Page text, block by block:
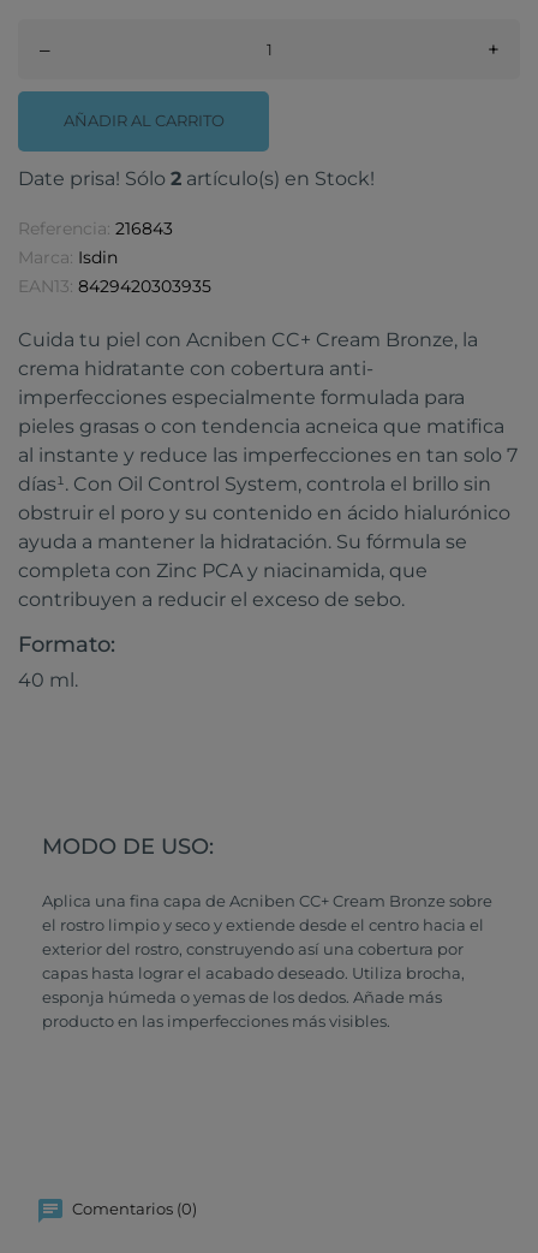
– +
AÑADIR AL CARRITO
Date prisa! Sólo 2 artículo(s) en Stock!
Referencia: 216843
Marca: Isdin
EAN13: 8429420303935
Cuida tu piel con Acniben CC+ Cream Bronze, la
crema hidratante con cobertura anti-
imperfecciones especialmente formulada para
pieles grasas o con tendencia acneica que matifica
al instante y reduce las imperfecciones en tan solo 7
días¹. Con Oil Control System, controla el brillo sin
obstruir el poro y su contenido en ácido hialurónico
ayuda a mantener la hidratación. Su fórmula se
completa con Zinc PCA y niacinamida, que
contribuyen a reducir el exceso de sebo.
Formato:
40 ml.
MODO DE USO:
Aplica una fina capa de Acniben CC+ Cream Bronze sobre
el rostro limpio y seco y extiende desde el centro hacia el
exterior del rostro, construyendo así una cobertura por
capas hasta lograr el acabado deseado. Utiliza brocha,
esponja húmeda o yemas de los dedos. Añade más
producto en las imperfecciones más visibles.
Comentarios (0)